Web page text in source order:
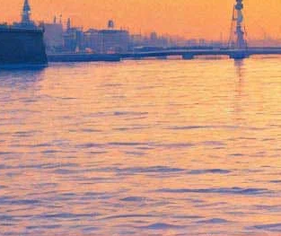
Версия для печати
Европы, которая проходит сегодня в
Международного культурного форума,
театра Лев Додин предложил
позицию, с которой можно было бы
стран, к Совету Европы.